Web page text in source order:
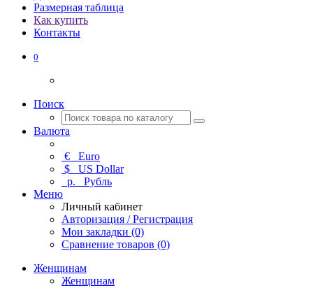
Размерная таблица
Как купить
Контакты
0
Поиск
Валюта
€ Euro
$ US Dollar
р. Рубль
Меню
Личный кабинет
Авторизация / Регистрация
Мои закладки (0)
Сравнение товаров (0)
Женщинам
Женщинам